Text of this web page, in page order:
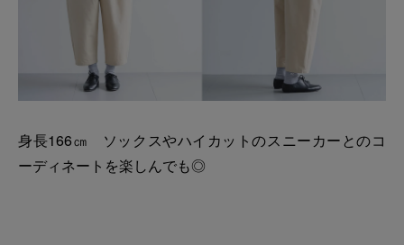
身長166㎝ ソックスやハイカットのスニーカーとのコ
ーディネートを楽しんでも◎